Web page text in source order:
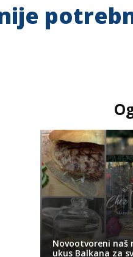
Novootvoreni naš
ukus Balkana za